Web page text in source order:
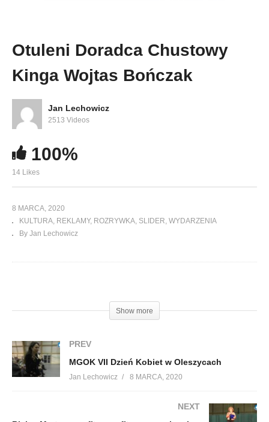
Otuleni Doradca Chustowy
Kinga Wojtas Bończak
Jan Lechowicz
2513 Videos
100%
14 Likes
8 MARCA, 2020
KULTURA REKLAMY ROZRYWKA SLIDER WYDARZENIA
By Jan Lechowicz
Show more
PREV
MGOK VII Dzień Kobiet w Oleszycach
Jan Lechowicz 8 MARCA, 2020
NEXT